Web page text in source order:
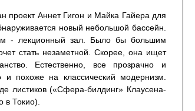
проект Аннет Гигон и Майка Гайера для
новый небольшой бассейн.
- лекционный зал. Было бы большим
стать незаметной. Скорее, она ищет
Естественно, все прозрачно и
похоже на классический модернизм.
листиков («Сфера-билдинг» Клаусена-
в Токио).